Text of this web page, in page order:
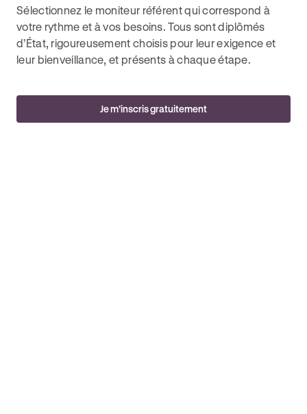
Sélectionnez le moniteur référent qui correspond à
votre rythme et à vos besoins. Tous sont diplômés
d’État, rigoureusement choisis pour leur exigence et
leur bienveillance, et présents à chaque étape.
Je m’inscris gratuitement